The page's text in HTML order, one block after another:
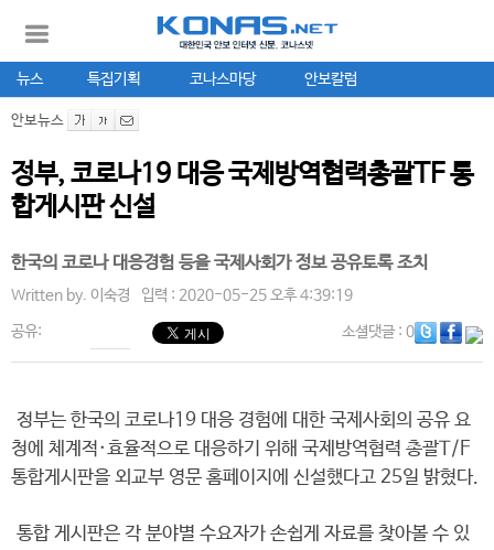
뉴스 특집기획 코나스마당 안보칼럼
안보뉴스
정부, 코로나19 대응 국제방역협력총괄TF 통
합게시판 신설
한국의 코로나 대응경험 등을 국제사회가 정보 공유토록 조치
Written by. 이숙경 입력 : 2020-05-25 오후 4:39:19
공유: 소셜댓글: 0
정부는 한국의 코로나19 대응 경험에 대한 국제사회의 공유 요
청에 체계적·효율적으로 대응하기 위해 국제방역협력 총괄T/F
통합게시판을 외교부 영문 홈페이지에 신설했다고 25일 밝혔다.
통합 게시판은 각 분야별 수요자가 손쉽게 자료를 찾아볼 수 있